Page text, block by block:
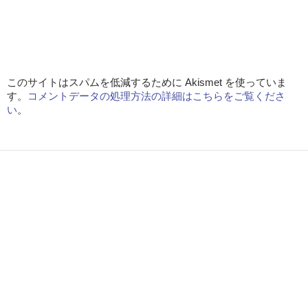
このサイトはスパムを低減するために Akismet を使っていま
す。
コメントデータの処理方法の詳細はこちらをご覧くださ
い。